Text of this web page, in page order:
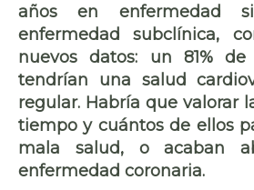
años en enfermedad
enfermedad subclínica,
nuevos datos: un 81%
tendrían una salud
regular. Habría que valorar
tiempo y cuántos de ellos
mala salud, o acaban
enfermedad coronaria.